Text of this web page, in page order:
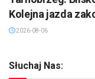
Kolejna jazda
2026-08-06
Słuchaj Nas: